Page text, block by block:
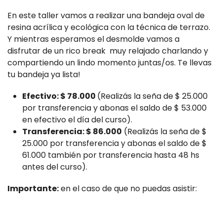
En este taller vamos a realizar una bandeja oval de
resina acrílica y ecológica con la técnica de terrazo.
Y mientras esperamos el desmolde vamos a
disfrutar de un rico break muy relajado charlando y
compartiendo un lindo momento juntas/os. Te llevas
tu bandeja ya lista!
Efectivo: $ 78.000 (Realizás la seña de $ 25.000
por transferencia y abonas el saldo de $ 53.000
en efectivo el día del curso).
Transferencia: $ 86.000 (Realizás la seña de $
25.000 por transferencia y abonas el saldo de $
61.000 también por transferencia hasta 48 hs
antes del curso).
Importante:en el caso de que no puedas asistir: